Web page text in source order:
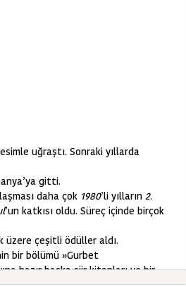
uğraştı. Sonraki yıllarda
gitti.
daha çok 1980’li yılların 2.
’un katkısı oldu. Süreç içinde birçok
üzere çeşitli ödüller aldı.
bir bölümü »Gurbet
hazır başka şiir kitapları ve bir